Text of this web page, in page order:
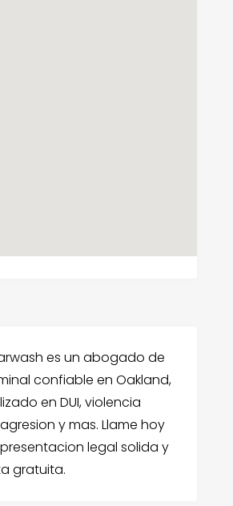
es un abogado de
confiable en Oakland,
en DUI, violencia
y mas. Llame hoy
legal solida y
gratuita.